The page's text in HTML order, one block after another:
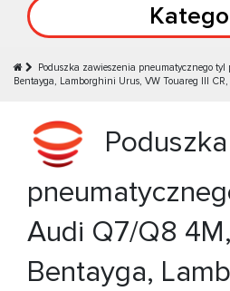
Poduszka zawieszenia pneumatycznego
Bentayga, Lamborghini Urus, VW Touareg III
Audi Q7/Q8
Bentayga,